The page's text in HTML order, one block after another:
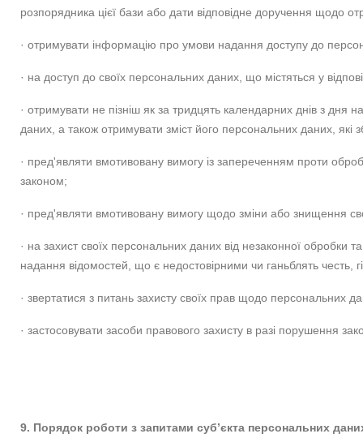
розпорядника цієї бази або дати відповідне доручення щодо
· отримувати інформацію про умови надання доступу до
· на доступ до своїх персональних даних, що містяться у
· отримувати не пізніш як за тридцять календарних днів з дня
даних, а також отримувати зміст його персональних даних, які
· пред'являти вмотивовану вимогу із запереченням проти
законом;
· пред'являти вмотивовану вимогу щодо зміни або знищення
· на захист своїх персональних даних від незаконної
надання відомостей, що є недостовірними чи ганьблять честь,
· звертатися з питань захисту своїх прав щодо персональних
· застосовувати засоби правового захисту в разі порушення
9. Порядок роботи з запитами суб’єкта персональних